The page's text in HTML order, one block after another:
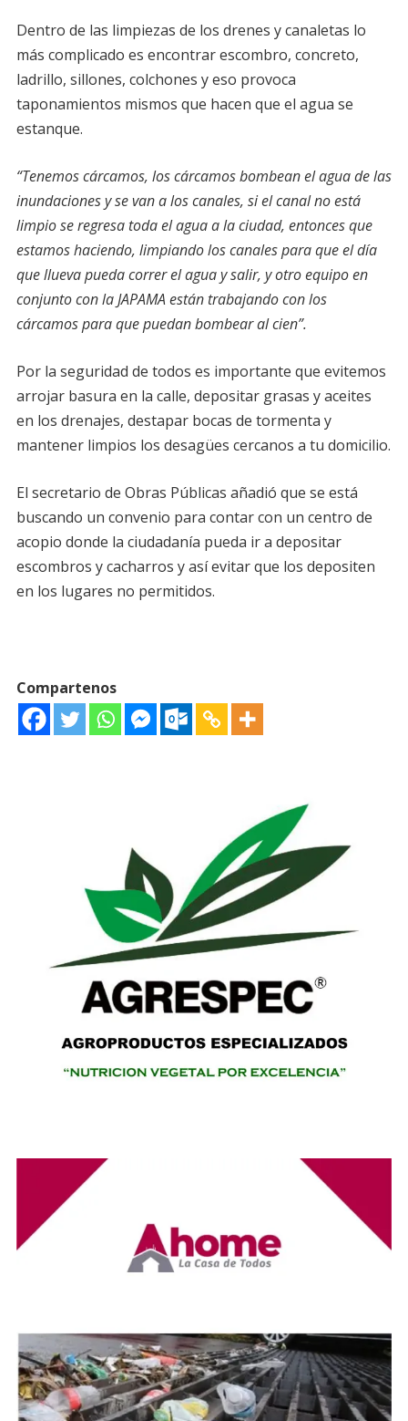
Dentro de las limpiezas de los drenes y canaletas lo
más complicado es encontrar escombro, concreto,
ladrillo, sillones, colchones y eso provoca
taponamientos mismos que hacen que el agua se
estanque.
“Tenemos cárcamos, los cárcamos bombean el agua de las
inundaciones y se van a los canales, si el canal no está
limpio se regresa toda el agua a la ciudad, entonces que
estamos haciendo, limpiando los canales para que el día
que llueva pueda correr el agua y salir, y otro equipo en
conjunto con la JAPAMA están trabajando con los
cárcamos para que puedan bombear al cien”.
Por la seguridad de todos es importante que evitemos
arrojar basura en la calle, depositar grasas y aceites
en los drenajes, destapar bocas de tormenta y
mantener limpios los desagües cercanos a tu domicilio.
El secretario de Obras Públicas añadió que se está
buscando un convenio para contar con un centro de
acopio donde la ciudadanía pueda ir a depositar
escombros y cacharros y así evitar que los depositen
en los lugares no permitidos.
Compartenos